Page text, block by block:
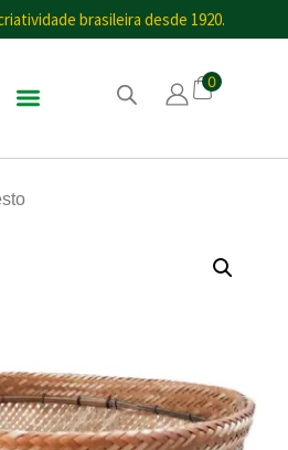
brasileira desde 1920.
0